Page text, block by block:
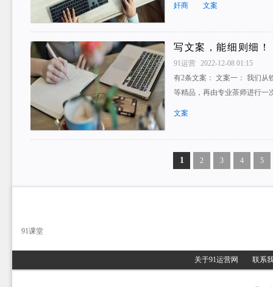
奸商 文案
写文案，能细则细！
91运营 2022-12-08 01:15
有2条文案： 文案一： 我们从
等精品，再由专业茶师进行
文案
1 2 3 4 5
91课堂
关于91运营网 联系